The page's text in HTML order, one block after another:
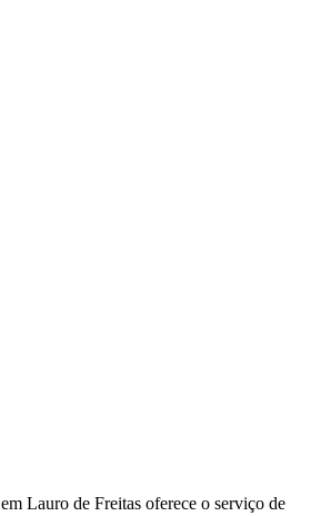
Lauro de Freitas oferece o serviço de